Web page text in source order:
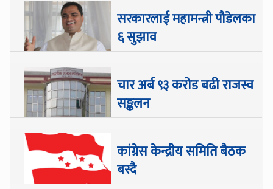
सरकारलाई महामन्त्री पौडेलका
६ सुझाव
चार अर्ब ९३ करोड बढी राजस्व
सङ्कलन
कांग्रेस केन्द्रीय समिति बैठक
बस्दै